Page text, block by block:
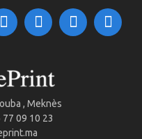
, Meknès
09 10 23